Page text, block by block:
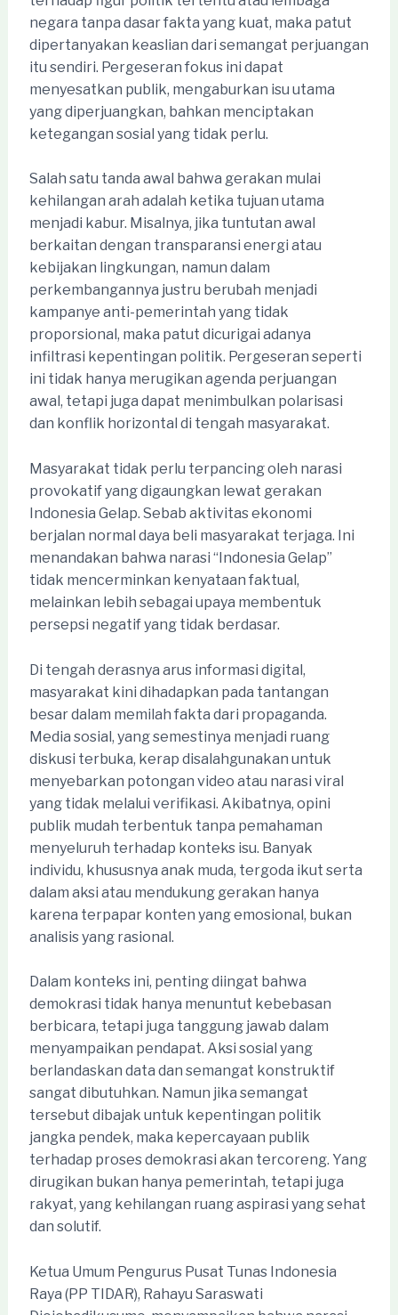
negara tanpa dasar fakta yang kuat, maka patut
dipertanyakan keaslian dari semangat perjuangan
itu sendiri. Pergeseran fokus ini dapat
menyesatkan publik, mengaburkan isu utama
yang diperjuangkan, bahkan menciptakan
ketegangan sosial yang tidak perlu.
Salah satu tanda awal bahwa gerakan mulai
kehilangan arah adalah ketika tujuan utama
menjadi kabur. Misalnya, jika tuntutan awal
berkaitan dengan transparansi energi atau
kebijakan lingkungan, namun dalam
perkembangannya justru berubah menjadi
kampanye anti-pemerintah yang tidak
proporsional, maka patut dicurigai adanya
infiltrasi kepentingan politik. Pergeseran seperti
ini tidak hanya merugikan agenda perjuangan
awal, tetapi juga dapat menimbulkan polarisasi
dan konflik horizontal di tengah masyarakat.
Masyarakat tidak perlu terpancing oleh narasi
provokatif yang digaungkan lewat gerakan
Indonesia Gelap. Sebab aktivitas ekonomi
berjalan normal daya beli masyarakat terjaga. Ini
menandakan bahwa narasi “Indonesia Gelap”
tidak mencerminkan kenyataan faktual,
melainkan lebih sebagai upaya membentuk
persepsi negatif yang tidak berdasar.
Di tengah derasnya arus informasi digital,
masyarakat kini dihadapkan pada tantangan
besar dalam memilah fakta dari propaganda.
Media sosial, yang semestinya menjadi ruang
diskusi terbuka, kerap disalahgunakan untuk
menyebarkan potongan video atau narasi viral
yang tidak melalui verifikasi. Akibatnya, opini
publik mudah terbentuk tanpa pemahaman
menyeluruh terhadap konteks isu. Banyak
individu, khususnya anak muda, tergoda ikut serta
dalam aksi atau mendukung gerakan hanya
karena terpapar konten yang emosional, bukan
analisis yang rasional.
Dalam konteks ini, penting diingat bahwa
demokrasi tidak hanya menuntut kebebasan
berbicara, tetapi juga tanggung jawab dalam
menyampaikan pendapat. Aksi sosial yang
berlandaskan data dan semangat konstruktif
sangat dibutuhkan. Namun jika semangat
tersebut dibajak untuk kepentingan politik
jangka pendek, maka kepercayaan publik
terhadap proses demokrasi akan tercoreng. Yang
dirugikan bukan hanya pemerintah, tetapi juga
rakyat, yang kehilangan ruang aspirasi yang sehat
dan solutif.
Ketua Umum Pengurus Pusat Tunas Indonesia
Raya (PP TIDAR), Rahayu Saraswati